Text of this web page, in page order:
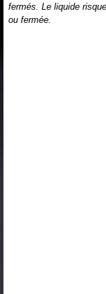
fermés. Le liquide
ou fermée.